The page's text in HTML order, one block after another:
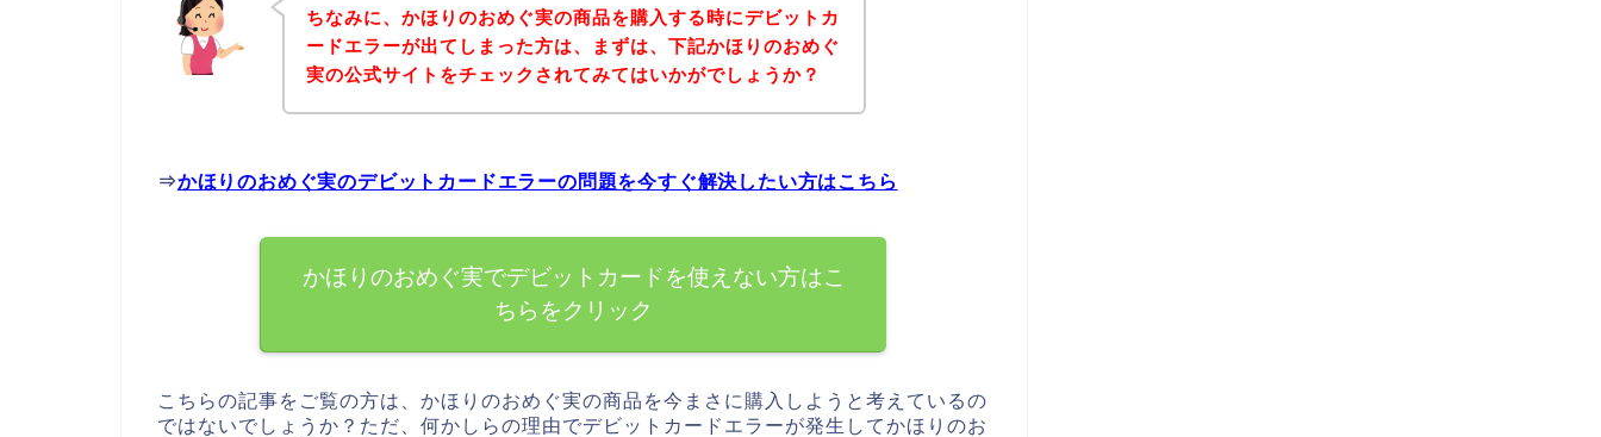
ちなみに、かほりのおめぐ実の商品を購入する時にデビットカ
ードエラーが出てしまった方は、まずは、下記かほりのおめぐ
実の公式サイトをチェックされてみてはいかがでしょうか？
⇒かほりのおめぐ実のデビットカードエラーの問題を今すぐ解決したい方はこちら
かほりのおめぐ実でデビットカードを使えない方はこ
ちらをクリック
こちらの記事をご覧の方は、かほりのおめぐ実の商品を今まさに購入しようと考えているの
ではないでしょうか？ただ、何かしらの理由でデビットカードエラーが発生してかほりのお